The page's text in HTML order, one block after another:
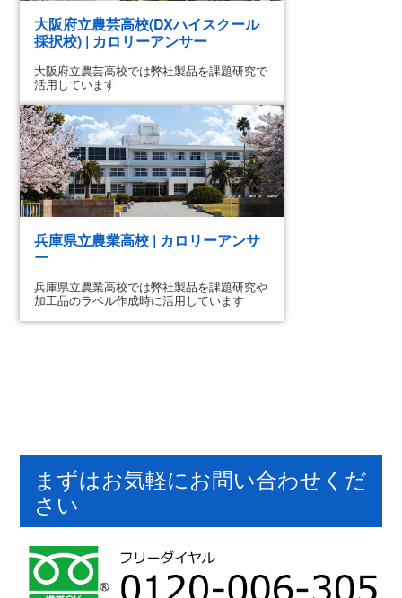
大阪府立農芸高校(DXハイスクール
採択校) | カロリーアンサー
大阪府立農芸高校では弊社製品を課題研究で
活用しています
兵庫県立農業高校 | カロリーアンサ
ー
兵庫県立農業高校では弊社製品を課題研究や
加工品のラベル作成時に活用しています
まずはお気軽にお問い合わせくだ
さい